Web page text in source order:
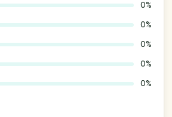
0%
0%
0%
0%
0%